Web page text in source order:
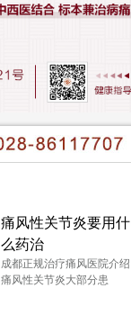
痛风性关节炎要用什
么药治
成都正规治疗痛风医院介绍
痛风性关节炎大部分患